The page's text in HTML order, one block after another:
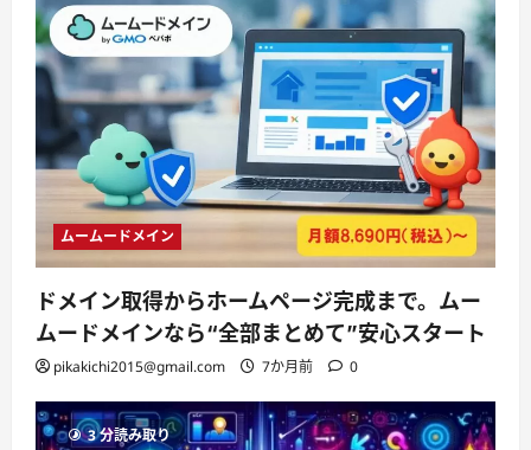
ムームードメイン
ドメイン取得からホームページ完成まで。ムー
ムードメインなら“全部まとめて”安心スタート
pikakichi2015@gmail.com 7か月前 0
3 分読み取り